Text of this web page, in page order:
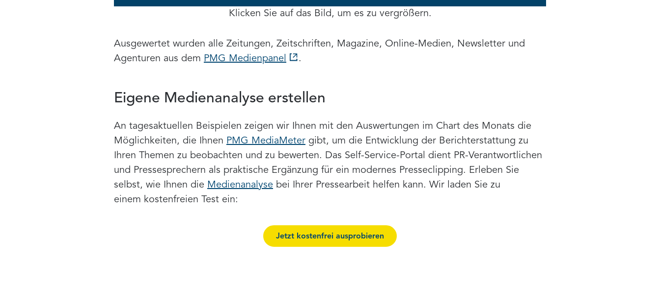
Klicken Sie auf das Bild, um es zu vergrößern.
Ausgewertet wurden alle Zeitungen, Zeitschriften, Magazine, Online-Medien, Newsletter und
Agenturen aus dem PMG Medienpanel .
Eigene Medienanalyse erstellen
An tagesaktuellen Beispielen zeigen wir Ihnen mit den Auswertungen im Chart des Monats die
Möglichkeiten, die Ihnen PMG MediaMeter gibt, um die Entwicklung der Berichterstattung zu
Ihren Themen zu beobachten und zu bewerten. Das Self-Service-Portal dient PR-Verantwortlichen
und Pressesprechern als praktische Ergänzung für ein modernes Presseclipping. Erleben Sie
selbst, wie Ihnen die Medienanalyse bei Ihrer Pressearbeit helfen kann. Wir laden Sie zu
einem kostenfreien Test ein:
Jetzt kostenfrei ausprobieren